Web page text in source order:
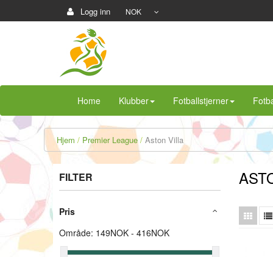
Logg inn NOK
Home Klubber Fotballstjerner
Hjem Premier League Aston Villa
FILTER
Pris
Område: 149NOK - 416NOK